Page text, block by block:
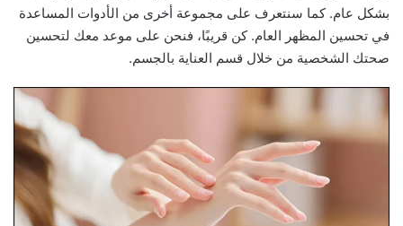
بشكل عام. كما سنتعرف على مجموعة أخرى من الأدوات المساعدة
في تحسين المظهر العام. كن قريبًا، فنحن على موعد معك لتحسين
صحتك الشخصية من خلال قسم العناية بالجسم.